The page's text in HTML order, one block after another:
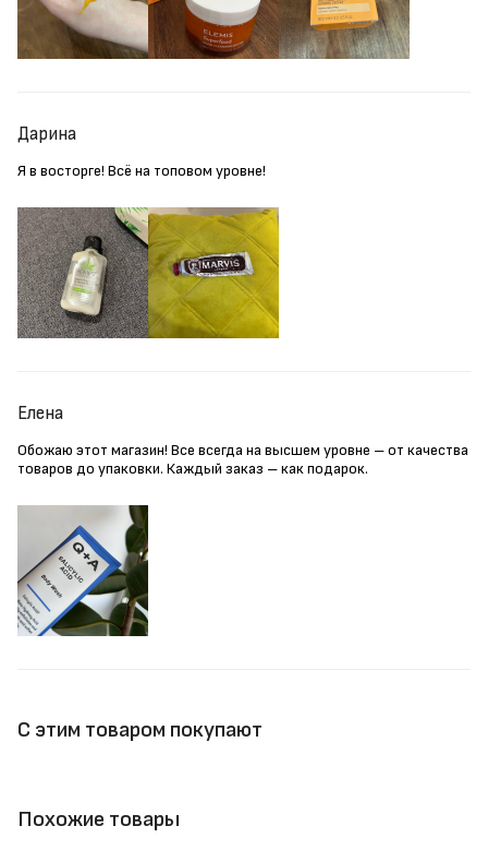
Дарина
Я в восторге! Всё на топовом уровне!
Елена
Обожаю этот магазин! Все всегда на высшем уровне – от качества
товаров до упаковки. Каждый заказ – как подарок.
С этим товаром покупают
Похожие товары